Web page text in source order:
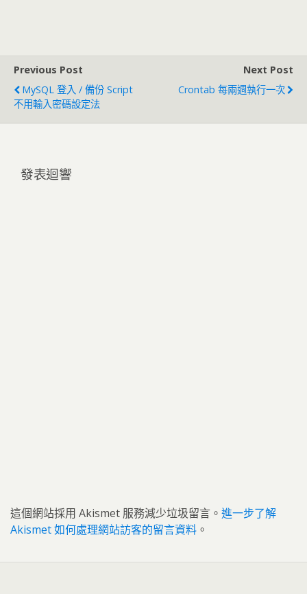
Previous Post
MySQL 登入 / 備份 Script
不用輸入密碼設定法
Next Post
Crontab 每兩週執行一次
發表迴響
這個網站採用 Akismet 服務減少垃圾留言。 進一步了解
Akismet 如何處理網站訪客的留言資料 。